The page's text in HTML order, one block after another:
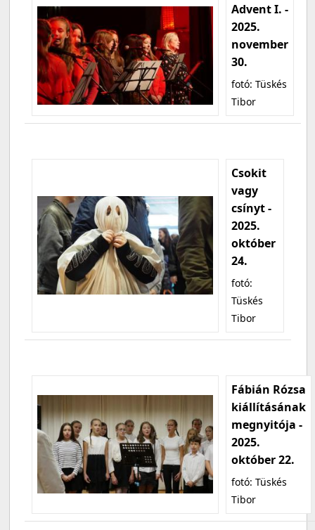
Advent I. -
2025.
november
30.
fotó: Tüskés
Tibor
Csokit
vagy
csínyt -
2025.
október
24.
fotó:
Tüskés
Tibor
Fábián Rózsa
kiállításának
megnyitója -
2025.
október 22.
fotó: Tüskés
Tibor